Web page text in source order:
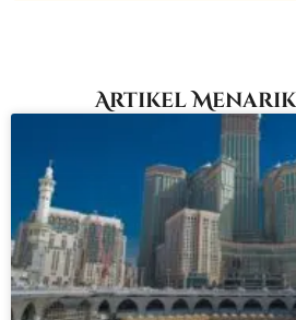
Artikel Menarik